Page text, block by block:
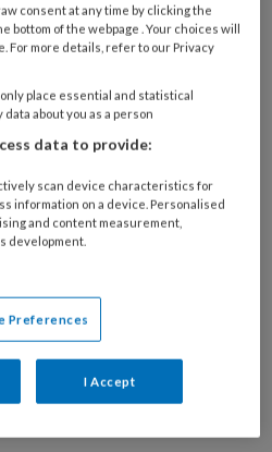
in de loop van de dag
met VWS en
wordt
naar hoeveel en
gaat en hoeveel
de verschillende
precies verdeeld wordt
consent at any time by clicking the
bottom of the webpage . Your choices will
For more details, refer to our Privacy
place essential and statistical
about you as a person
data to provide:
scan device characteristics for
information on a device. Personalised
and content measurement,
development.
Preferences
I Accept